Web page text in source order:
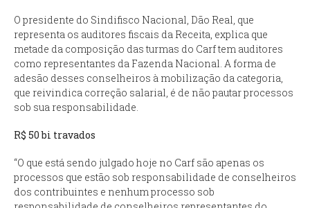
O presidente do Sindifisco Nacional, Dão Real, que
representa os auditores fiscais da Receita, explica que
metade da composição das turmas do Carf tem auditores
como representantes da Fazenda Nacional. A forma de
adesão desses conselheiros à mobilização da categoria,
que reivindica correção salarial, é de não pautar processos
sob sua responsabilidade.
R$ 50 bi travados
“O que está sendo julgado hoje no Carf são apenas os
processos que estão sob responsabilidade de conselheiros
dos contribuintes e nenhum processo sob